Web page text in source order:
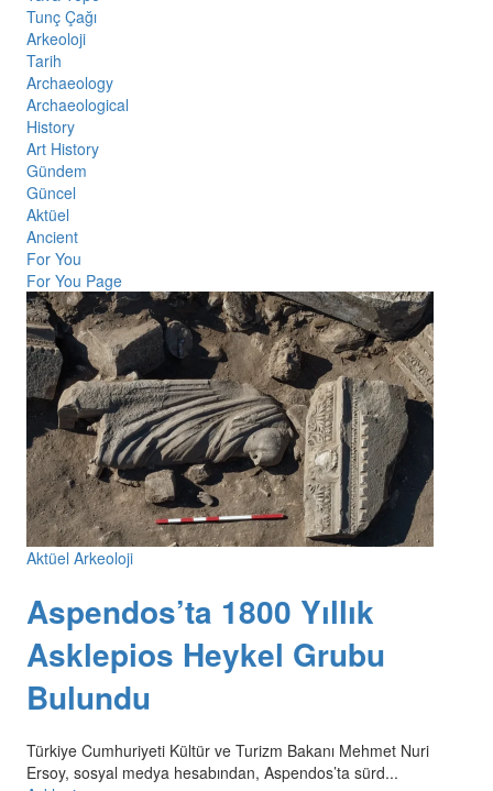
Tunç Çağı
Arkeoloji
Tarih
Archaeology
Archaeological
History
Art History
Gündem
Güncel
Aktüel
Ancient
For You
For You Page
Aktüel Arkeoloji
Aspendos’ta 1800 Yıllık
Asklepios Heykel Grubu
Bulundu
Türkiye Cumhuriyeti Kültür ve Turizm Bakanı Mehmet Nuri
Ersoy, sosyal medya hesabından, Aspendos’ta sürd...